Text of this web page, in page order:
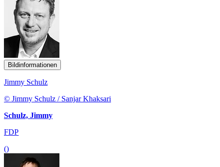
Bildinformationen
Jimmy Schulz
© Jimmy Schulz / Sanjar Khaksari
Schulz, Jimmy
FDP
()